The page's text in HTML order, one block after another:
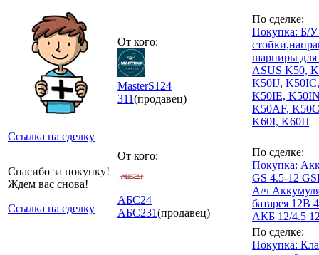
Ссылка на сделку
От кого:
MasterS124
311(продавец)
По сделке:
Покупка: Б/У
шарниры для
ASUS K50,
K50IJ,
K50IE,
K50AF,
K60I, K60IJ
Спасибо за покупку!
Ждем вас снова!
Ссылка на сделку
От кого:
АБС24
АБС231(продавец)
По сделке:
Покупка:
GS 4.5-12
А/ч
батарея 12В
АКБ 12/4.5
По сделке:
Покупка: